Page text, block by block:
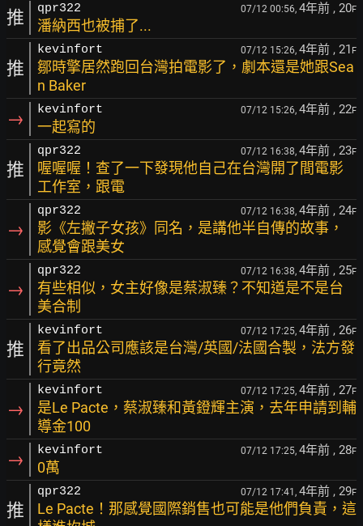
推 qpr322 07/12 00:56, 4年前 , 20F
潘納西也被捕了...
推
kevinfort 07/12 15:26, 4年前 , 21 F
鄒時擎居然跑回台灣拍電影了，劇本還是她跟Sea
n Baker
→ kevinfort 07/12 15:26, 4年前 , 22F
一起寫的
推
qpr322 07/12 16:38, 4年前 , 23F
喔喔喔！查了一下發現他自己在台灣開了間電影
工作室，跟電
→
qpr322 07/12 16:38, 4年前 , 24F
影《左撇子女孩》同名，是講他半自傳的故事，
感覺會跟美女
→
qpr322 07/12 16:38, 4年前 , 25F
有些相似，女主好像是蔡淑臻？不知道是不是台
美合制
推
kevinfort 07/12 17:25, 4年前 , 26F
看了出品公司應該是台灣/英國/法國合製，法方發
行竟然
→
kevinfort 07/12 17:25, 4年前 , 27F
是Le Pacte，蔡淑臻和黃鐙輝主演，去年申請到輔
導金100
→ kevinfort 07/12 17:25, 4年前 , 28F
0萬
推
qpr322 07/12 17:41, 4年前 , 29F
Le Pacte！那感覺國際銷售也可能是他們負責，這